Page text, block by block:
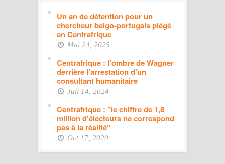
Un an de détention pour un
chercheur belgo-portugais piégé
en Centrafrique
Mai 24, 2025
Centrafrique : l’ombre de Wagner
derrière l’arrestation d’un
consultant humanitaire
Juil 14, 2024
Centrafrique : "le chiffre de 1,8
million d’électeurs ne correspond
pas à la réalité"
Oct 17, 2020